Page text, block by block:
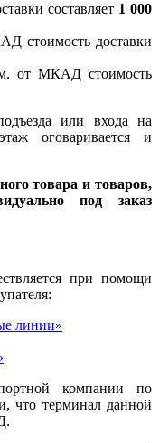
составляет 1 000
стоимость доставки
от МКАД стоимость
или входа на
оговаривается и
товара и товаров,
под заказ
при помощи
линии»
компании по
что терминал данной